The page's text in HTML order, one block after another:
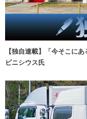
【独自連載】「今そこに
ビニシウス氏